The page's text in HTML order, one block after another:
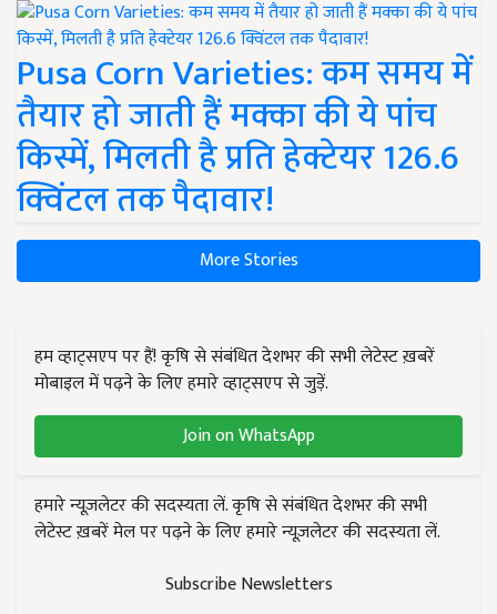
Pusa Corn Varieties: कम समय में
तैयार हो जाती हैं मक्का की ये पांच
किस्में, मिलती है प्रति हेक्टेयर 126.6
क्विंटल तक पैदावार!
More Stories
हम व्हाट्सएप पर हैं! कृषि से संबंधित देशभर की सभी लेटेस्ट ख़बरें
मोबाइल में पढ़ने के लिए हमारे व्हाट्सएप से जुड़ें.
Join on WhatsApp
हमारे न्यूज़लेटर की सदस्यता लें. कृषि से संबंधित देशभर की सभी
लेटेस्ट ख़बरें मेल पर पढ़ने के लिए हमारे न्यूज़लेटर की सदस्यता लें.
Subscribe Newsletters